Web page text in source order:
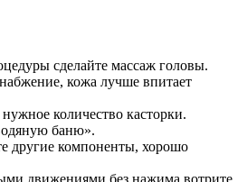
сделайте массаж головы.
кожа лучше впитает
количество касторки.
баню».
другие компоненты, хорошо
движениями без нажима вотрите